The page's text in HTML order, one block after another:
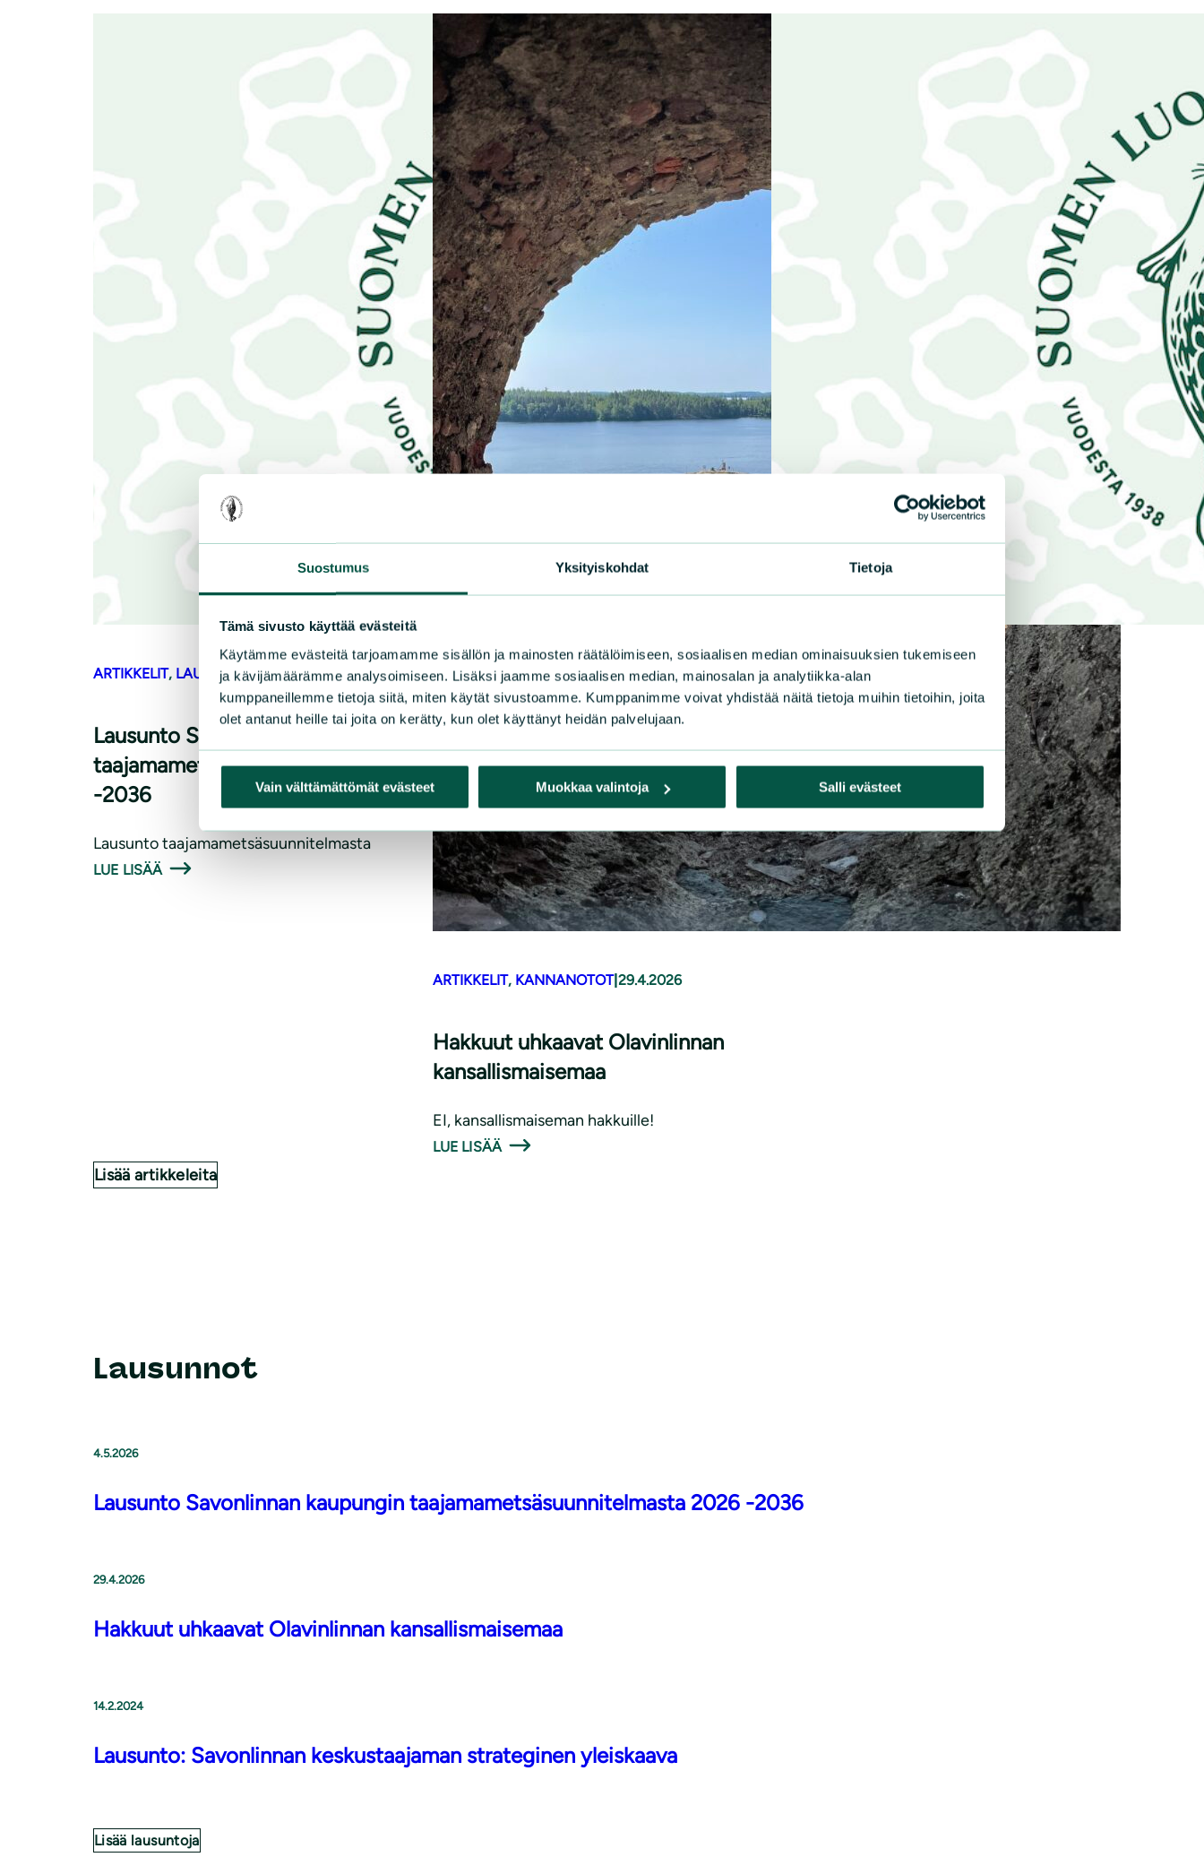
Suostumus Yksityiskohdat Tietoja
Tämä sivusto käyttää evästeitä
Käytämme evästeitä tarjoamamme sisällön ja mainosten räätälöimiseen, sosiaalisen median ominaisuuksien tukemiseen
ja kävijämäärämme analysoimiseen. Lisäksi jaamme sosiaalisen median, mainosalan ja analytiikka-alan
kumppaneillemme tietoja siitä, miten käytät sivustoamme. Kumppanimme voivat yhdistää näitä tietoja muihin tietoihin, joita
olet antanut heille tai joita on kerätty, kun olet käyttänyt heidän palvelujaan.
Vain välttämättömät evästeet Muokkaa valintoja Salli evästeet
ARTIKKELIT, LAUSUNNOT|4.5.2026
Lausunto Savonlinnan kaupungin
taajamametsäsuunnitelmasta 2026
-2036
Lausunto taajamametsäsuunnitelmasta
LUE LISÄÄ
ARTIKKELIT, KANNANOTOT| 29.4.2026
Hakkuut uhkaavat Olavinlinnan
kansallismaisemaa
EI, kansallismaiseman hakkuille!
LUE LISÄÄ
ARTIKKELIT|15.4.2026
ISLY yhteisöjäseneksi Roska
päivässä -liikkeeseen
Pidä luonto siistinä, ethän heitä roskia luontoon!
LUE LISÄÄ
Lisää artikkeleita
Lausunnot
4.5.2026
Lausunto Savonlinnan kaupungin taajamametsäsuunnitelmasta 2026 -2036
29.4.2026
Hakkuut uhkaavat Olavinlinnan kansallismaisemaa
14.2.2024
Lausunto: Savonlinnan keskustaajaman strateginen yleiskaava
Lisää lausuntoja